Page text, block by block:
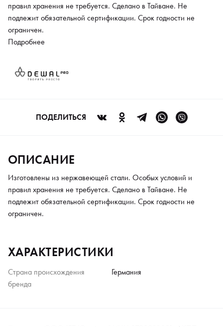
правил хранения не требуется. Сделано в Тайване. Не
подлежит обязательной сертификации. Срок годности не
ограничен.
Подробнее
ПОДЕЛИТЬСЯ
ОПИСАНИЕ
Изготовлены из нержавеющей стали. Особых условий и
правил хранения не требуется. Сделано в Тайване. Не
подлежит обязательной сертификации. Срок годности не
ограничен.
ХАРАКТЕРИСТИКИ
Страна происхождения
бренда
Германия